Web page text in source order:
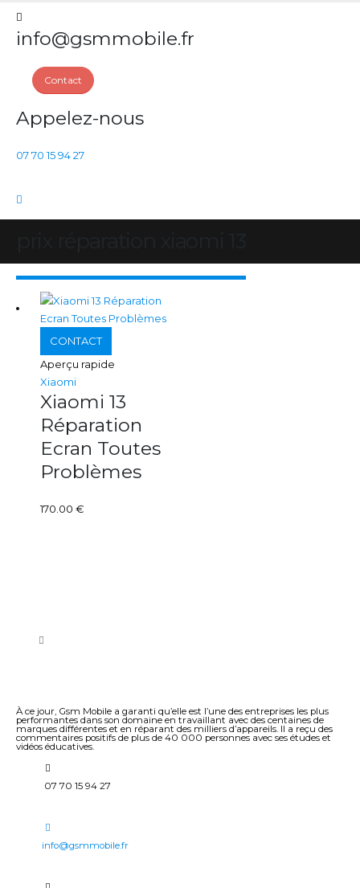
info@gsmmobile.fr
Contact
Appelez-nous
07 70 15 94 27
CONTACT
Aperçu rapide
Xiaomi
Xiaomi 13
Réparation
Ecran Toutes
Problèmes
170.00 €
À ce jour, Gsm Mobile a garanti qu’elle est l’une des entreprises les plus
performantes dans son domaine en travaillant avec des centaines de
marques différentes et en réparant des milliers d’appareils. Il a reçu des
commentaires positifs de plus de 40 000 personnes avec ses études et
vidéos éducatives.
07 70 15 94 27
info@gsmmobile.fr